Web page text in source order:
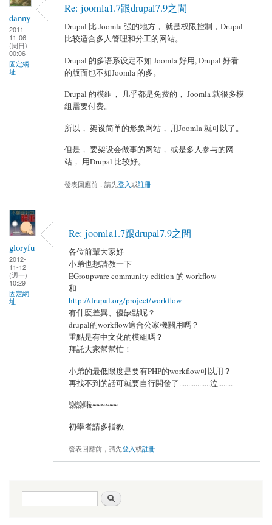
danny
2011-
11-06
(周日)
00:06
固定網
址
Re: joomla1.7跟drupal7.9之間
Drupal 比 Joomla 强的地方， 就是权限控制，Drupal
比较适合多人管理和分工的网站。
Drupal 的多语系设定不如 Joomla 好用, Drupal 好看
的版面也不如Joomla 的多。
Drupal 的模组， 几乎都是免费的， Joomla 就很多模
组需要付费。
所以， 架设简单的形象网站， 用Joomla 就可以了。
但是， 要架设会做事的网站， 或是多人参与的网
站， 用Drupal 比较好。
發表回應前，請先登入或註冊
gloryfu
2012-
11-12
(週一)
10:29
固定網
址
Re: joomla1.7跟drupal7.9之間
各位前輩大家好
小弟也想請教一下
EGroupware community edition 的 workflow
和
http://drupal.org/project/workflow
有什麼差異、優缺點呢？
drupal的workflow適合公家機關用嗎？
重點是有中文化的模組嗎？
拜託大家幫幫忙！
小弟的最低限度是要有PHP的workflow可以用？
再找不到的話可就要自行開發了.................泣........
謝謝啦~~~~~~
初學者請多指教
發表回應前，請先登入或註冊
搜尋表單